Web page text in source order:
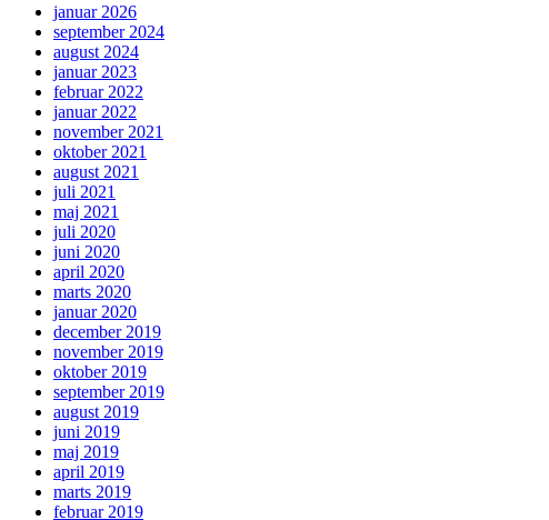
januar 2026
september 2024
august 2024
januar 2023
februar 2022
januar 2022
november 2021
oktober 2021
august 2021
juli 2021
maj 2021
juli 2020
juni 2020
april 2020
marts 2020
januar 2020
december 2019
november 2019
oktober 2019
september 2019
august 2019
juni 2019
maj 2019
april 2019
marts 2019
februar 2019